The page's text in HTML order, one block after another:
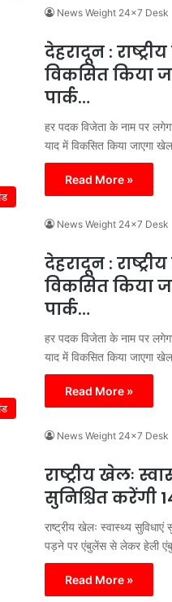
News Weight 24x7 Desk
देहरादून :
विकसित किया
पार्क…
हर पदक विजेता के नाम पर
याद में विकसित किया जाएगा
Read More »
News Weight 24x7 Desk
देहरादून :
विकसित किया
पार्क…
हर पदक विजेता के नाम पर
याद में विकसित किया जाएगा
Read More »
News Weight 24x7 Desk
राष्ट्रीय खेलः
सुनिश्चित करेंगी
राष्ट्रीय खेलः स्वास्थ्य
पड़ने पर एंबुलेंस से लेकर हेली
Read More »